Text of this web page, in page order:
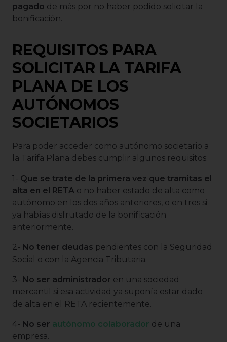
pagado de más por no haber podido solicitar la
bonificación.
REQUISITOS PARA
SOLICITAR LA TARIFA
PLANA DE LOS
AUTÓNOMOS
SOCIETARIOS
Para poder acceder como autónomo societario a
la Tarifa Plana debes cumplir algunos requisitos:
1- Que se trate de la primera vez que tramitas el
alta en el RETA o no haber estado de alta como
autónomo en los dos años anteriores, o en tres si
ya habías disfrutado de la bonificación
anteriormente.
2- No tener deudas pendientes con la Seguridad
Social o con la Agencia Tributaria.
3- No ser administrador en una sociedad
mercantil si esa actividad ya suponía estar dado
de alta en el RETA recientemente.
4- No ser autónomo colaborador de una
empresa.